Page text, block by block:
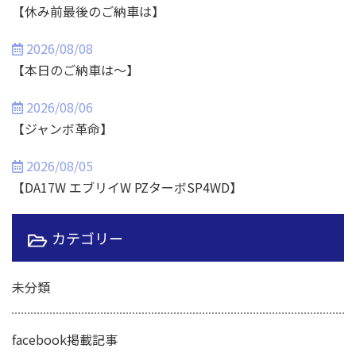
【休み前最後のご納車は】
2026/08/08
【本日のご納車は～】
2026/08/06
【ジャンボ革命】
2026/08/05
【DA17W エブリイW PZターボSP4WD】
カテゴリー
未分類
facebook掲載記事